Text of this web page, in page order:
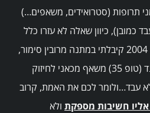
שרותים
תרופות (סטרואידים, משאפים…)
כמובן), כיוון שאלה לא עזרו כלל
וכלל במניעת ההתקפים. ב 2004 קיבלתי במתנה מרובין סימור,
רוכב שטח אולימפי מאירלנד (טופ 35) משאף מכאני לחיזוק
עבד…ולומר לכם את האמת, קרוב
חשיבות מספקת ולא